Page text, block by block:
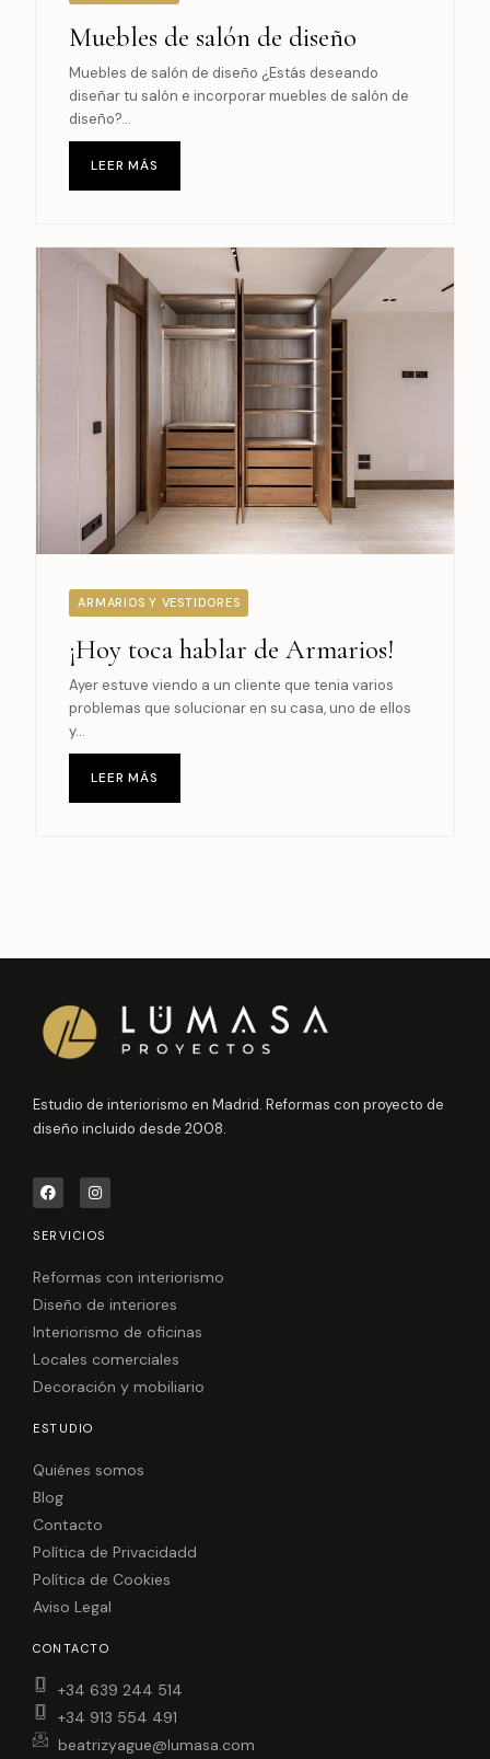
Muebles de salón de diseño
Muebles de salón de diseño ¿Estás deseando
diseñar tu salón e incorporar muebles de salón de
diseño?...
LEER MÁS
ARMARIOS Y VESTIDORES
¡Hoy toca hablar de Armarios!
Ayer estuve viendo a un cliente que tenia varios
problemas que solucionar en su casa, uno de ellos
y...
LEER MÁS
Estudio de interiorismo en Madrid. Reformas con proyecto de
diseño incluido desde 2008.
F
a
c
e
b
o
I
n
s
t
a
r
m
SERVICIOS
Reformas con interiorismo
Diseño de interiores
Interiorismo de oficinas
Locales comerciales
Decoración y mobiliario
ESTUDIO
Quiénes somos
Blog
Contacto
Política de Privacidadd
Política de Cookies
Aviso Legal
CONTACTO
+34 639 244 514
+34 913 554 491
beatrizyague@lumasa.com